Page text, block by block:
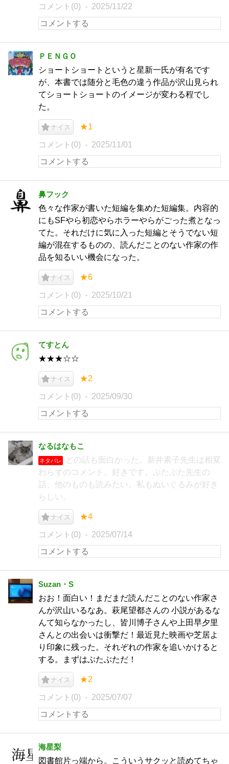
コメント(0) 2025/11/22
ＰＥＮＧＯ
ショートショートというと星新一氏が有名です
が、本書では随分と毛色の違う作品が沢山見られ
てショートショートのイメージが変わる程でし
た。
ナイス ★1
コメント(0) 2025/11/01
鼻フック
色々な作家が書いた短編を集めた短編集。内容的
にもSFやら初恋やらホラーやらがごった煮となっ
てた。それだけに気に入った短編とそうでない短
編が混在するものの、読んだことのない作家の作
品を知るいい機会になった。
ナイス ★6
コメント(0) 2025/10/21
てすとん
★★★☆☆
ナイス ★2
コメント(0) 2025/09/30
なるはなもこ
ネタバレ
どの話も面白かった。新井素子先生は相変
わらずのコメント。好きです。ぶたぶた先生の
話、他のものも読みたい。私もぬいぐるみが好き
らしい。
ナイス ★4
コメント(0) 2025/07/14
Suzan・S
おお！面白い！まだまだ読んだことのない作家さ
んが沢山いるなあ。萩尾望都さんの 小説があるな
んて知らなかったし、皆川博子さんや上田早夕里
さんとの出会いは衝撃だ！最近見た映画や芝居よ
り印象に残った。それぞれの作家を追いかけると
する。まずはぶたぶただ！
ナイス ★2
コメント(0) 2025/07/07
海星梨
図書館片っ端から。こういうサクッと読めてちゃ